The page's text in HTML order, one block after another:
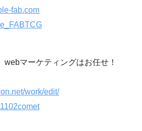
fab.com
webマーケティングはお任せ！
work/edit/